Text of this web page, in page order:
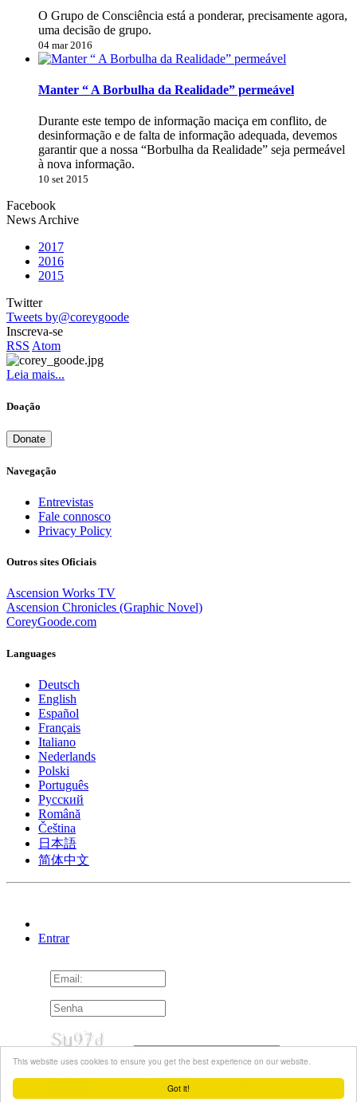
Got it!
This website uses cookies to ensure you get the best experience on our website.
O Grupo de Consciência está a ponderar, precisamente agora,
uma decisão de grupo.
04 mar 2016
Manter “ A Borbulha da Realidade” permeável
Durante este tempo de informação maciça em conflito, de
desinformação e de falta de informação adequada, devemos
garantir que a nossa “Borbulha da Realidade” seja permeável
à nova informação.
10 set 2015
Facebook
News Archive
2017
2016
2015
Twitter
Tweets by@coreygoode
Inscreva-se
RSS Atom
Leia mais...
Doação
Donate
Navegação
Entrevistas
Fale connosco
Privacy Policy
Outros sites Oficiais
Ascension Works TV
Ascension Chronicles (Graphic Novel)
CoreyGoode.com
Languages
Deutsch
English
Español
Français
Italiano
Nederlands
Polski
Português
Pусский
Română
Čeština
日本語
简体中文
Entrar
Lembra de mim
Esqueceu a senha?